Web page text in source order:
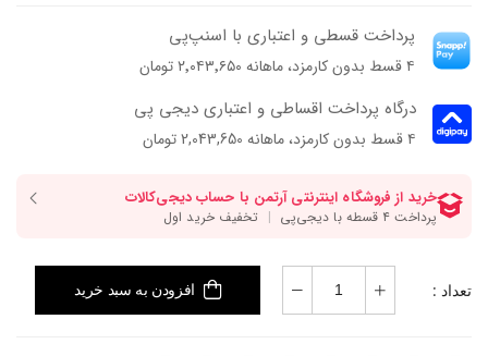
پرداخت قسطی و اعتباری با اسنپ‌پی
۴ قسط بدون کارمزد، ماهانه ۲٬۰۴۳٬۶۵۰ تومان
درگاه پرداخت اقساطی و اعتباری دیجی پی
۴ قسط بدون کارمزد، ماهانه 2,043,650 تومان
تعداد : افزودن به سبد خرید